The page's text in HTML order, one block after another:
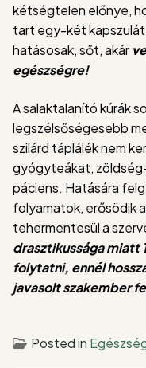
kétségtelen előnye,
tart egy-két
hatásosak, sőt, akár
egészségre!
A salaktalanító kúrák
legszélsőségesebb
szilárd táplálék nem
gyógyteákat,
páciens. Hatására
folyamatok, erősödik
tehermentesül a
drasztikussága miatt
folytatni, ennél
javasolt szakember
Posted in